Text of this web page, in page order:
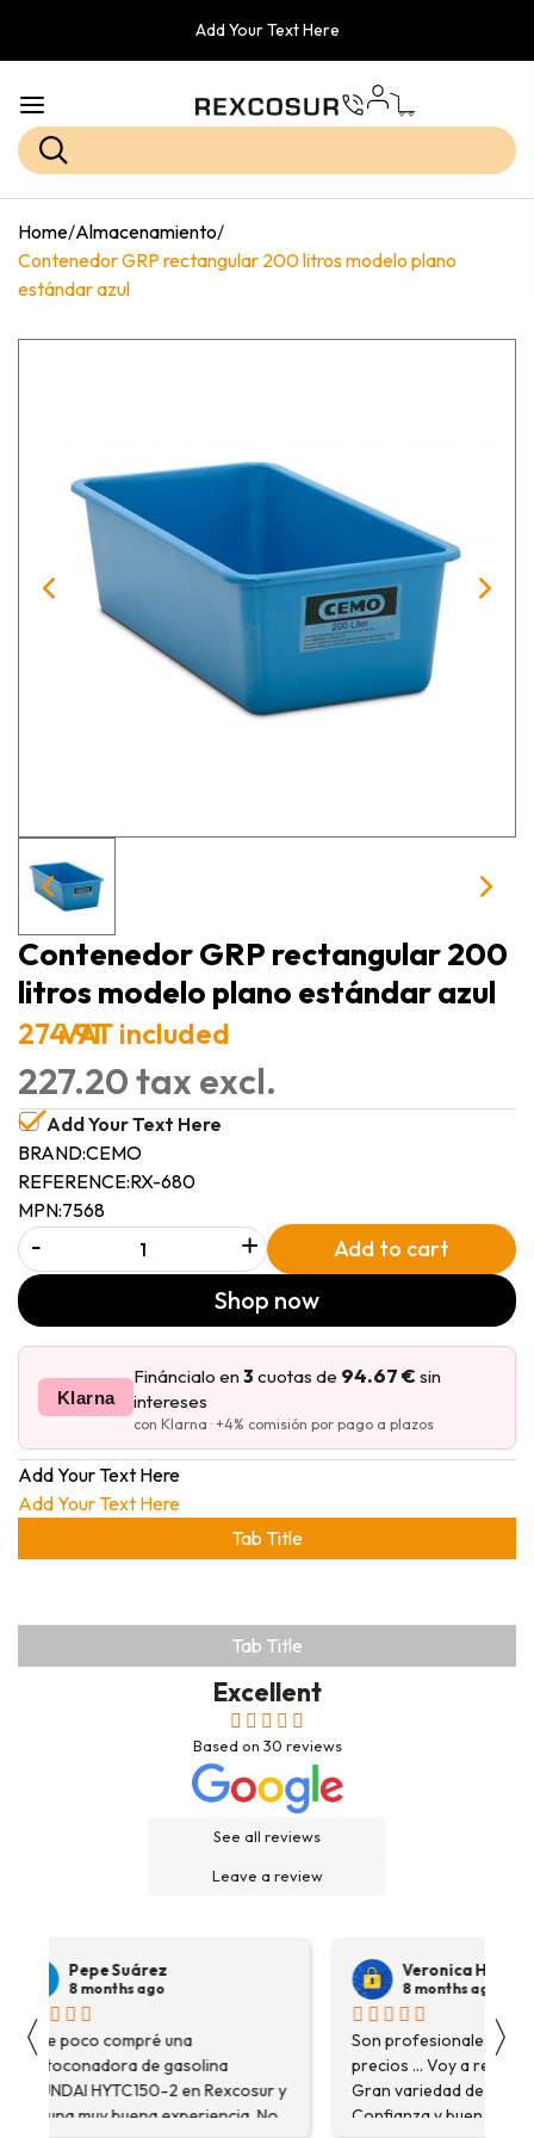
Add Your Text Here
Home/Almacenamiento/
Contenedor GRP rectangular 200 litros modelo plano
estándar azul
Contenedor GRP rectangular 200
litros modelo plano estándar azul
274.91VAT included
227.20 tax excl.
Add Your Text Here
BRAND:CEMO
REFERENCE:RX-680
MPN:7568
- + Add to cart
Shop now
Klarna
Fináncialo en3 cuotas de 94.67 € sin
intereses
con Klarna · +4% comisión por pago a plazos
Add Your Text Here
Add Your Text Here
Tab Title
Tab Title
Excellent
Based on 30 reviews
See all reviews
Leave a review
〈
Pepe Suárez
8 months ago
Hace poco compré una
destoconadora de gasolina
HYUNDAI HYTC150-2 en Rexcosur y
fue una muy buena experiencia. No
Veronica Hidalgo
8 months ago
Son profesionales ,
precios ... Voy a repetir
Gran variedad de
Confianza y buen servicio.
〉